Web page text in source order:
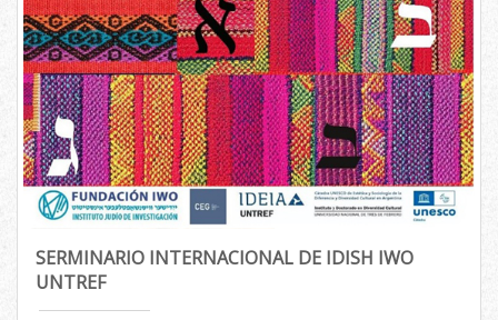
SERMINARIO INTERNACIONAL DE IDISH IWO
UNTREF